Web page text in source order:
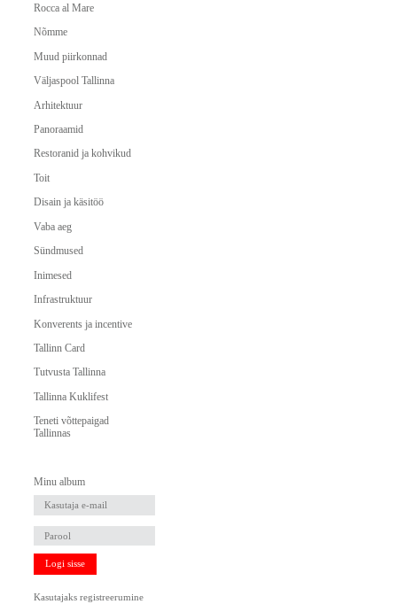
Rocca al Mare
Nõmme
Muud piirkonnad
Väljaspool Tallinna
Arhitektuur
Panoraamid
Restoranid ja kohvikud
Toit
Disain ja käsitöö
Vaba aeg
Sündmused
Inimesed
Infrastruktuur
Konverents ja incentive
Tallinn Card
Tutvusta Tallinna
Tallinna Kuklifest
Teneti võttepaigad
Tallinnas
Minu album
Logi sisse
Kasutajaks registreerumine